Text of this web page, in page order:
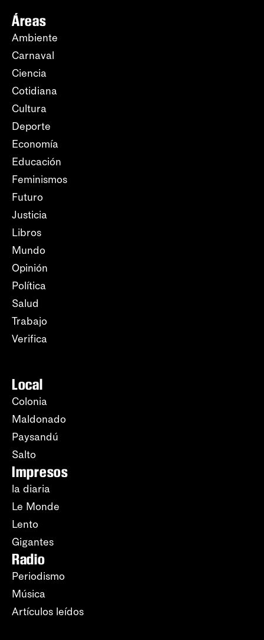
Áreas
Ambiente
Carnaval
Ciencia
Cotidiana
Cultura
Deporte
Economía
Educación
Feminismos
Futuro
Justicia
Libros
Mundo
Opinión
Política
Salud
Trabajo
Verifica
Local
Colonia
Maldonado
Paysandú
Salto
Impresos
la diaria
Le Monde
Lento
Gigantes
Radio
Periodismo
Música
Artículos leídos